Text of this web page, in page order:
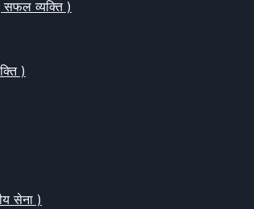
व्यक्ति )
)
सेना )